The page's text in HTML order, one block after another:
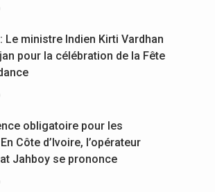
Le ministre Indien Kirti Vardhan
pour la célébration de la Fête
obligatoire pour les
Côte d’Ivoire, l’opérateur
Jahboy se prononce